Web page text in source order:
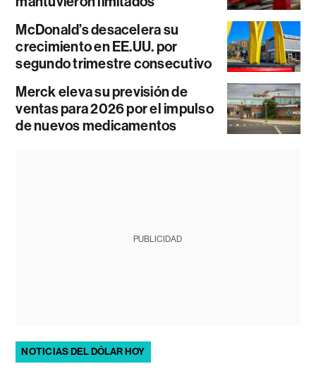
McDonald’s desacelera su
crecimiento en EE.UU. por
segundo trimestre consecutivo
Merck eleva su previsión de
ventas para 2026 por el impulso
de nuevos medicamentos
PUBLICIDAD
NOTICIAS DEL DÓLAR HOY